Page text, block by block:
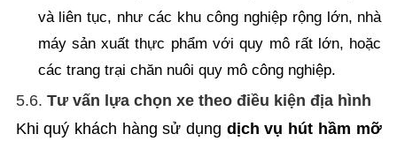
và liên tục, như các khu công nghiệp rộng lớn, nhà
máy sản xuất thực phẩm với quy mô rất lớn, hoặc
các trang trại chăn nuôi quy mô công nghiệp.
5.6. Tư vấn lựa chọn xe theo điều kiện địa hình
Khi quý khách hàng sử dụng dịch vụ hút hầm mỡ